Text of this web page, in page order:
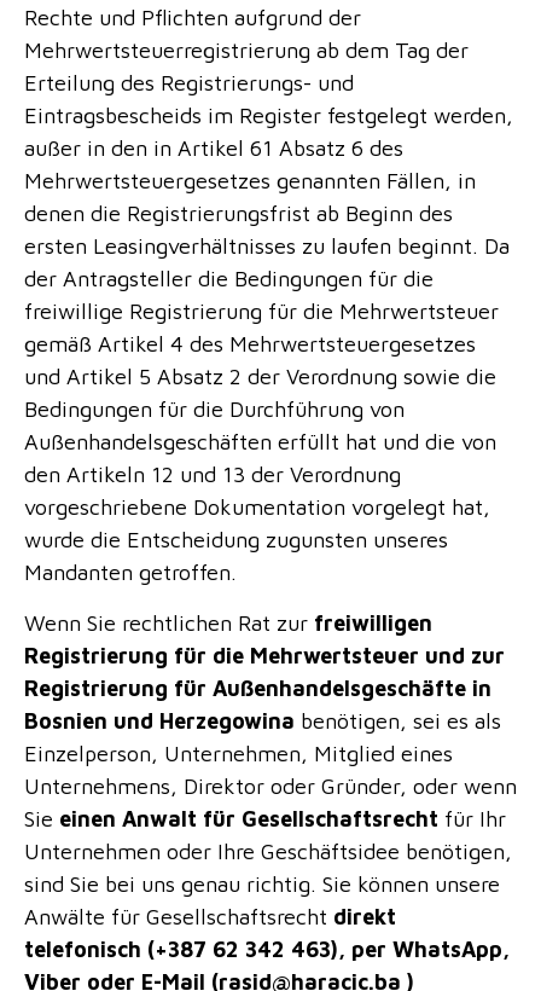
Rechte und Pflichten aufgrund der
Mehrwertsteuerregistrierung ab dem Tag der
Erteilung des Registrierungs- und
Eintragsbescheids im Register festgelegt werden,
außer in den in Artikel 61 Absatz 6 des
Mehrwertsteuergesetzes genannten Fällen, in
denen die Registrierungsfrist ab Beginn des
ersten Leasingverhältnisses zu laufen beginnt. Da
der Antragsteller die Bedingungen für die
freiwillige Registrierung für die Mehrwertsteuer
gemäß Artikel 4 des Mehrwertsteuergesetzes
und Artikel 5 Absatz 2 der Verordnung sowie die
Bedingungen für die Durchführung von
Außenhandelsgeschäften erfüllt hat und die von
den Artikeln 12 und 13 der Verordnung
vorgeschriebene Dokumentation vorgelegt hat,
wurde die Entscheidung zugunsten unseres
Mandanten getroffen.
Wenn Sie rechtlichen Rat zur freiwilligen
Registrierung für die Mehrwertsteuer und zur
Registrierung für Außenhandelsgeschäfte in
Bosnien und Herzegowina benötigen, sei es als
Einzelperson, Unternehmen, Mitglied eines
Unternehmens, Direktor oder Gründer, oder wenn
Sie einen Anwalt für Gesellschaftsrecht für Ihr
Unternehmen oder Ihre Geschäftsidee benötigen,
sind Sie bei uns genau richtig. Sie können unsere
Anwälte für Gesellschaftsrecht direkt
telefonisch (+387 62 342 463), per WhatsApp,
Viber oder E-Mail (rasid@haracic.ba )